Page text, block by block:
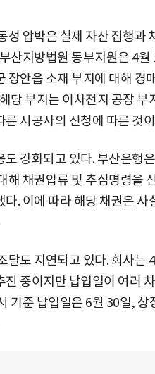
성 압박은 실제 자산 집행과
산지방법원 동부지원은 4월
장안읍 소재 부지에 대해 경
당 부지는 이차전지 공장 부
른 시공사의 신청에 따른 것
도 강화되고 있다. 부산은행
해 채권압류 및 추심명령을
다. 이에 따라 해당 채권은 사
달도 지연되고 있다. 회사는
진 중이지만 납입일이 여러
기준 납입일은 6월 30일, 상